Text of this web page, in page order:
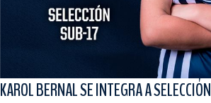
KAROL BERNAL SE INTEGRA A